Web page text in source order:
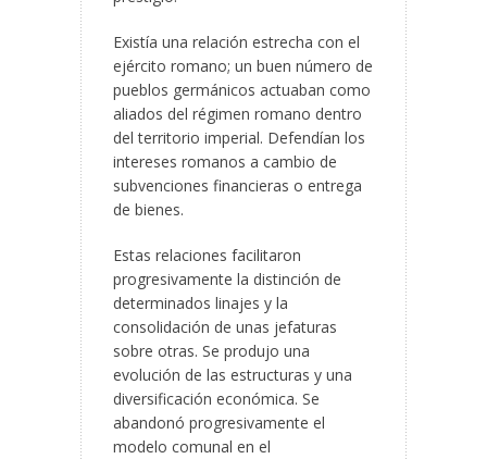
Existía una relación estrecha con el
ejército romano; un buen número de
pueblos germánicos actuaban como
aliados del régimen romano dentro
del territorio imperial. Defendían los
intereses romanos a cambio de
subvenciones financieras o entrega
de bienes.
Estas relaciones facilitaron
progresivamente la distinción de
determinados linajes y la
consolidación de unas jefaturas
sobre otras. Se produjo una
evolución de las estructuras y una
diversificación económica. Se
abandonó progresivamente el
modelo comunal en el